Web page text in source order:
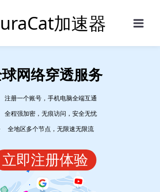
加速器
网络穿透服务
注册一个账号，手机电脑全端互通
全程强加密，无痕访问，安全无忧
全地区多个节点，无限速无限流
立即注册体验